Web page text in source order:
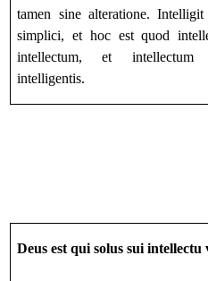
tamen sine alteratione.
simplici, et hoc est quod
intellectum, et
intelligentis.
Deus est qui solus sui intellectu